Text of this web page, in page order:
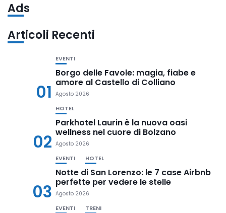
Ads
Articoli Recenti
01
EVENTI
Borgo delle Favole: magia, fiabe e
amore al Castello di Colliano
Agosto 2026
02
HOTEL
Parkhotel Laurin è la nuova oasi
wellness nel cuore di Bolzano
Agosto 2026
03
EVENTI HOTEL
Notte di San Lorenzo: le 7 case Airbnb
perfette per vedere le stelle
Agosto 2026
EVENTI TRENI